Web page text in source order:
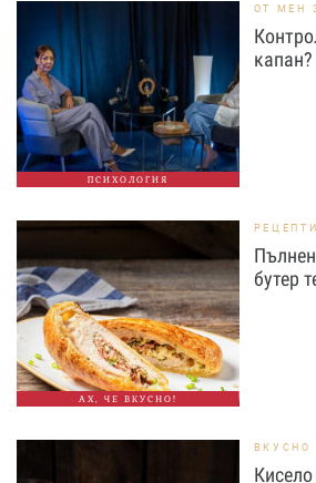
ПСИХОЛОГИЯ
ОТ МЕН
капан?
АХ, ЧЕ ВКУСНО!
РЕЦЕПТИ
бутер
ВКУСНО